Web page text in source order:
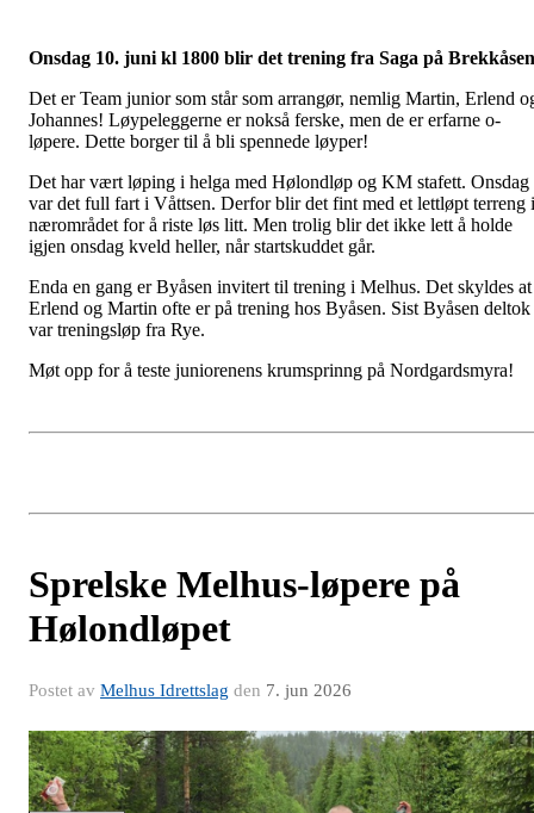
Onsdag 10. juni kl 1800 blir det trening fra Saga på
Det er Team junior som står som arrangør, nemlig Martin, Erlend
Johannes! Løypeleggerne er nokså ferske, men de er erfarne o-
løpere. Dette borger til å bli spennede løyper!
Det har vært løping i helga med Hølondløp og KM stafett. Onsdag
var det full fart i Våttsen. Derfor blir det fint med et lettløpt terreng i
nærområdet for å riste løs litt. Men trolig blir det ikke lett å holde
igjen onsdag kveld heller, når startskuddet går.
Enda en gang er Byåsen invitert til trening i Melhus. Det skyldes at
Erlend og Martin ofte er på trening hos Byåsen. Sist Byåsen deltok
var treningsløp fra Rye.
Møt opp for å teste juniorenens krumsprinng på Nordgardsmyra!
Sprelske Melhus-løpere på
Hølondløpet
Postet av Melhus Idrettslag den 7. jun 2026